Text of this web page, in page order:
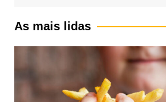
As mais lidas